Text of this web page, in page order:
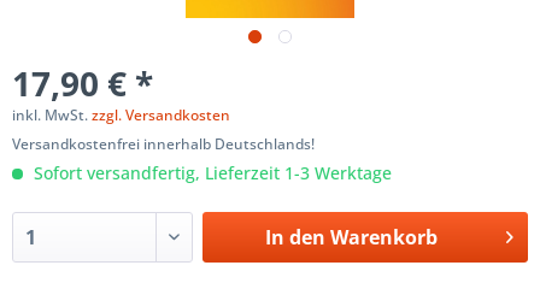
17,90 € *
inkl. MwSt.zzgl. Versandkosten
Versandkostenfrei innerhalb Deutschlands!
Sofort versandfertig, Lieferzeit 1-3 Werktage
In den Warenkorb